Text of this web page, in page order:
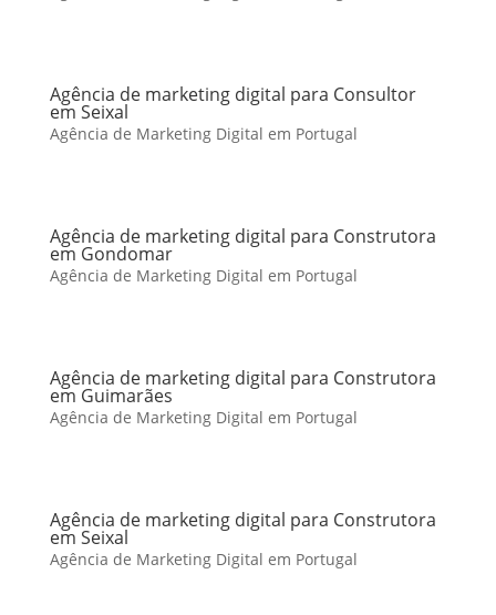
Agência de marketing digital para Consultor
em Seixal
Agência de Marketing Digital em Portugal
Agência de marketing digital para Construtora
em Gondomar
Agência de Marketing Digital em Portugal
Agência de marketing digital para Construtora
em Guimarães
Agência de Marketing Digital em Portugal
Agência de marketing digital para Construtora
em Seixal
Agência de Marketing Digital em Portugal